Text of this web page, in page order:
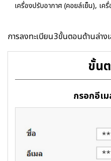
เครื่องปรับอากาศ (คอยล์เย็น), เค
การลงทะเบียน3ขั้นตอนด้านล่า
ขั้น
กรอกอีเ